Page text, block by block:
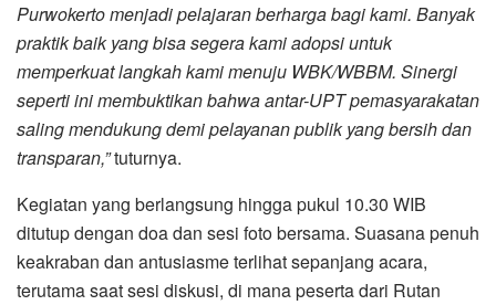
Purwokerto menjadi pelajaran berharga bagi kami. Banyak
praktik baik yang bisa segera kami adopsi untuk
memperkuat langkah kami menuju WBK/WBBM. Sinergi
seperti ini membuktikan bahwa antar-UPT pemasyarakatan
saling mendukung demi pelayanan publik yang bersih dan
transparan,”tuturnya.
Kegiatan yang berlangsung hingga pukul 10.30 WIB
ditutup dengan doa dan sesi foto bersama. Suasana penuh
keakraban dan antusiasme terlihat sepanjang acara,
terutama saat sesi diskusi, di mana peserta dari Rutan